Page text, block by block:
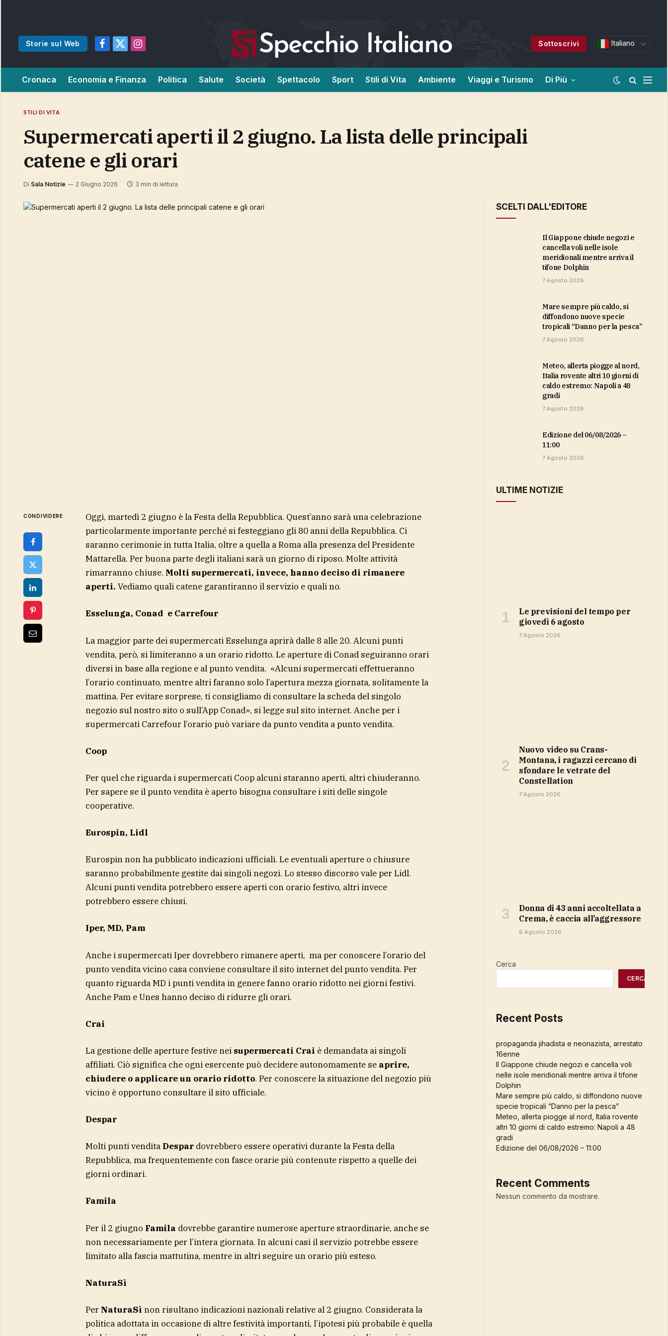
Storie sul Web
Facebook
X
Instagram
Sottoscrivi Italiano
Cronaca Economia e Finanza Politica Salute Società Spettacolo Sport Stili di Vita Ambiente Viaggi e Turismo Di Più
STILI DI VITA
Supermercati aperti il 2 giugno. La lista delle principali
catene e gli orari
Di Sala Notizie 2 Giugno 2026 3 min di lettura
CONDIVIDERE
Oggi, martedì 2 giugno è la Festa della Repubblica. Quest’anno sarà una celebrazione
particolarmente importante perché si festeggiano gli 80 anni della Repubblica. Ci
saranno cerimonie in tutta Italia, oltre a quella a Roma alla presenza del Presidente
Mattarella. Per buona parte degli italiani sarà un giorno di riposo. Molte attività
rimarranno chiuse. Molti supermercati, invece, hanno deciso di rimanere
aperti. Vediamo quali catene garantiranno il servizio e quali no.
Esselunga, Conad e Carrefour
La maggior parte dei supermercati Esselunga aprirà dalle 8 alle 20. Alcuni punti
vendita, però, si limiteranno a un orario ridotto. Le aperture di Conad seguiranno orari
diversi in base alla regione e al punto vendita. «Alcuni supermercati effettueranno
l’orario continuato, mentre altri faranno solo l’apertura mezza giornata, solitamente la
mattina. Per evitare sorprese, ti consigliamo di consultare la scheda del singolo
negozio sul nostro sito o sull’App Conad», si legge sul sito internet. Anche per i
supermercati Carrefour l’orario può variare da punto vendita a punto vendita.
Coop
Per quel che riguarda i supermercati Coop alcuni staranno aperti, altri chiuderanno.
Per sapere se il punto vendita è aperto bisogna consultare i siti delle singole
cooperative.
Eurospin, Lidl
Eurospin non ha pubblicato indicazioni ufficiali. Le eventuali aperture o chiusure
saranno probabilmente gestite dai singoli negozi. Lo stesso discorso vale per Lidl.
Alcuni punti vendita potrebbero essere aperti con orario festivo, altri invece
potrebbero essere chiusi.
Iper, MD, Pam
Anche i supermercati Iper dovrebbero rimanere aperti, ma per conoscere l’orario del
punto vendita vicino casa conviene consultare il sito internet del punto vendita. Per
quanto riguarda MD i punti vendita in genere fanno orario ridotto nei giorni festivi.
Anche Pam e Unes hanno deciso di ridurre gli orari.
Crai
La gestione delle aperture festive nei supermercati Crai è demandata ai singoli
affiliati. Ciò significa che ogni esercente può decidere autonomamente se aprire,
chiudere o applicare un orario ridotto. Per conoscere la situazione del negozio più
vicino è opportuno consultare il sito ufficiale.
Despar
Molti punti vendita Despar dovrebbero essere operativi durante la Festa della
Repubblica, ma frequentemente con fasce orarie più contenute rispetto a quelle dei
giorni ordinari.
Famila
Per il 2 giugno Famila dovrebbe garantire numerose aperture straordinarie, anche se
non necessariamente per l’intera giornata. In alcuni casi il servizio potrebbe essere
limitato alla fascia mattutina, mentre in altri seguire un orario più esteso.
NaturaSì
Per NaturaSì non risultano indicazioni nazionali relative al 2 giugno. Considerata la
politica adottata in occasione di altre festività importanti, l’ipotesi più probabile è quella
SCELTI DALL'EDITORE
Il Giappone chiude negozi e
cancella voli nelle isole
meridionali mentre arriva il
tifone Dolphin
7 Agosto 2026
Mare sempre più caldo, si
diffondono nuove specie
tropicali “Danno per la pesca”
7 Agosto 2026
Meteo, allerta piogge al nord,
Italia rovente altri 10 giorni di
caldo estremo: Napoli a 48
gradi
7 Agosto 2026
Edizione del 06/08/2026 –
11:00
7 Agosto 2026
ULTIME NOTIZIE
Le previsioni del tempo per
giovedì 6 agosto
7 Agosto 2026
Nuovo video su Crans-
Montana, i ragazzi cercano di
sfondare le vetrate del
Constellation
7 Agosto 2026
Donna di 43 anni accoltellata a
Crema, è caccia all’aggressore
6 Agosto 2026
Cerca
CERCA
Recent Posts
propaganda jihadista e neonazista, arrestato
16enne
Il Giappone chiude negozi e cancella voli
nelle isole meridionali mentre arriva il tifone
Dolphin
Mare sempre più caldo, si diffondono nuove
specie tropicali “Danno per la pesca”
Meteo, allerta piogge al nord, Italia rovente
altri 10 giorni di caldo estremo: Napoli a 48
gradi
Edizione del 06/08/2026 – 11:00
Recent Comments
Nessun commento da mostrare.